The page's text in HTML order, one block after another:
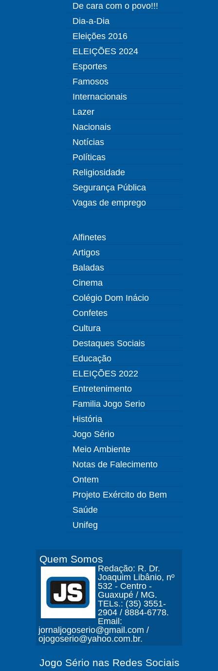
De cara com o povo!!!
Dia-a-Dia
Eleições 2016
ELEIÇÕES 2024
Esportes
Famosos
Internacionais
Lazer
Nacionais
Notícias
Políticas
Religiosidade
Segurança Pública
Vagas de emprego
Alfinetes
Artigos
Baladas
Cinema
Colégio Dom Inácio
Confetes
Cultura
Destaques Sociais
Educação
ELEIÇÕES 2022
Entretenimento
Familia Jogo Serio
História
Jogo Sério
Meio Ambiente
Notas de Falecimento
Ontem
Projeto Exército do Bem
Saúde
Unifeg
Quem Somos
Redação: R. Dr.
Joaquim Libânio, nº
532 - Centro -
Guaxupé / MG.
TELs.: (35) 3551-
2904 / 8884-6778.
Email:
jornaljogoserio@gmail.com /
ojogoserio@yahoo.com.br.
Jogo Sério nas Redes Sociais